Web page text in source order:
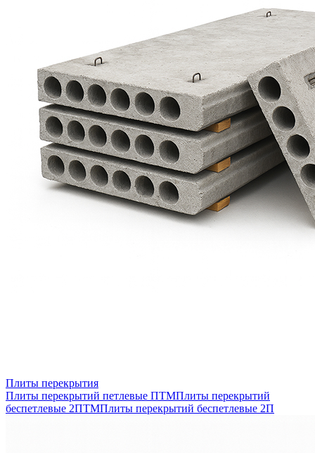
Плиты перекрытия
Плиты перекрытий петлевые ПТМПлиты перекрытий
беспетлевые 2ПТМПлиты перекрытий беспетлевые 2П